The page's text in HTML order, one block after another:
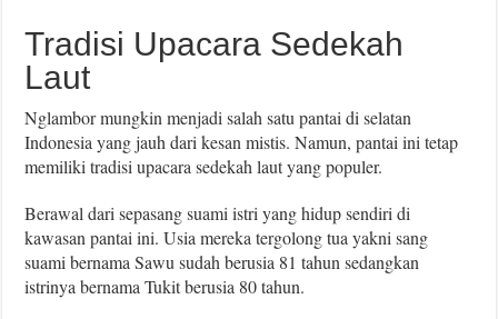
Tradisi Upacara Sedekah
Laut
Nglambor mungkin menjadi salah satu pantai di selatan
Indonesia yang jauh dari kesan mistis. Namun, pantai ini tetap
memiliki tradisi upacara sedekah laut yang populer.
Berawal dari sepasang suami istri yang hidup sendiri di
kawasan pantai ini. Usia mereka tergolong tua yakni sang
suami bernama Sawu sudah berusia 81 tahun sedangkan
istrinya bernama Tukit berusia 80 tahun.